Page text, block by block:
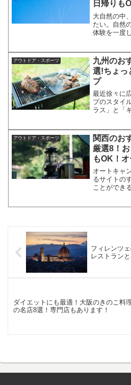
日帰りも
大自然の中
たい。自然
体験を一度
しっかりと
で基礎を学
ん。関東近
て、景色も
アウトドア・スポーツ
九州のお
選!ちょっ
プ
最近徐々に
プのスタイ
ラス」と「
ったところ
は、ベッド
アウトドア・スポーツ
関西のお
厳選8！
もOK！
オートキャ
るサイトの
ことができ
フィレンツ
レストラン
ダイエットにも最適！大阪のきのこ料
の名店8選！専門店もあります！